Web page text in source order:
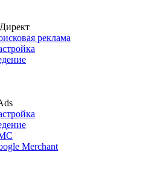
реклама
Merchant